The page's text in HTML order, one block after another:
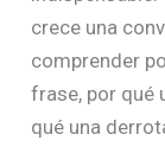
crece una
comprender
frase, por qué
qué una